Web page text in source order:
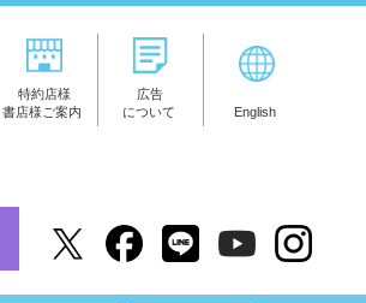
特約店様
書店様ご案内
広告
について
English